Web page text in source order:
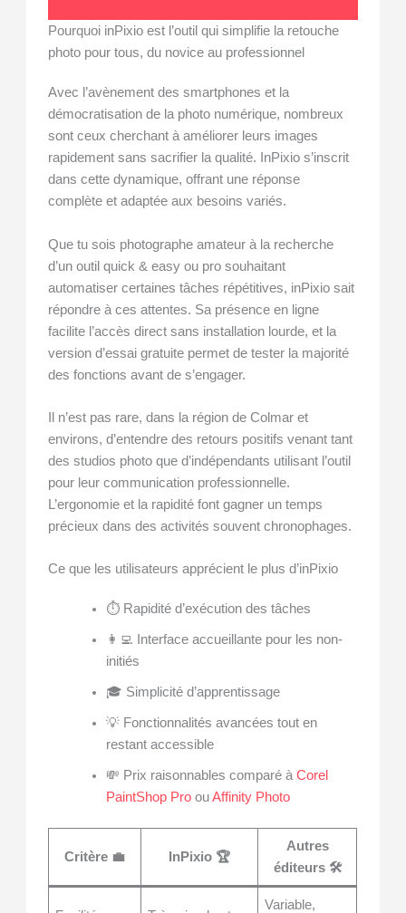
Pourquoi inPixio est l’outil qui simplifie la retouche
photo pour tous, du novice au professionnel
Avec l’avènement des smartphones et la
démocratisation de la photo numérique, nombreux
sont ceux cherchant à améliorer leurs images
rapidement sans sacrifier la qualité. InPixio s’inscrit
dans cette dynamique, offrant une réponse
complète et adaptée aux besoins variés.
Que tu sois photographe amateur à la recherche
d’un outil quick & easy ou pro souhaitant
automatiser certaines tâches répétitives, inPixio sait
répondre à ces attentes. Sa présence en ligne
facilite l’accès direct sans installation lourde, et la
version d’essai gratuite permet de tester la majorité
des fonctions avant de s’engager.
Il n’est pas rare, dans la région de Colmar et
environs, d’entendre des retours positifs venant tant
des studios photo que d’indépendants utilisant l’outil
pour leur communication professionnelle.
L’ergonomie et la rapidité font gagner un temps
précieux dans des activités souvent chronophages.
Ce que les utilisateurs apprécient le plus d’inPixio
⏱️ Rapidité d’exécution des tâches
👩‍💻 Interface accueillante pour les non-
initiés
🎓 Simplicité d’apprentissage
💡 Fonctionnalités avancées tout en
restant accessible
💸 Prix raisonnables comparé àCorel
PaintShop ProouAffinity Photo
Critère 💼 InPixio 🏆
Autres
éditeurs 🛠️
Variable,